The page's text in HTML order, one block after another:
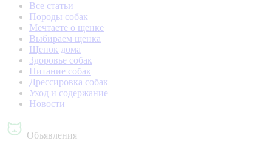
Все статьи
Породы собак
Мечтаете о щенке
Выбираем щенка
Щенок дома
Здоровье собак
Питание собак
Дрессировка собак
Уход и содержание
Новости
Объявления